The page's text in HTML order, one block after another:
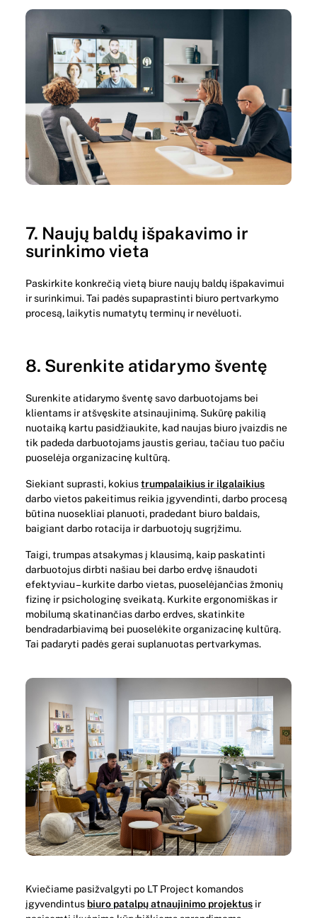
7. Naujų baldų išpakavimo ir
surinkimo vieta
Paskirkite konkrečią vietą biure naujų baldų išpakavimui
ir surinkimui. Tai padės supaprastinti biuro pertvarkymo
procesą, laikytis numatytų terminų ir nevėluoti.
8. Surenkite atidarymo šventę
Surenkite atidarymo šventę savo darbuotojams bei
klientams ir atšvęskite atsinaujinimą. Sukūrę pakilią
nuotaiką kartu pasidžiaukite, kad naujas biuro įvaizdis ne
tik padeda darbuotojams jaustis geriau, tačiau tuo pačiu
puoselėja organizacinę kultūrą.
Siekiant suprasti, kokiustrumpalaikius ir ilgalaikius
darbo vietos pakeitimus reikia įgyvendinti, darbo procesą
būtina nuosekliai planuoti, pradedant biuro baldais,
baigiant darbo rotacija ir darbuotojų sugrįžimu.
Taigi, trumpas atsakymas į klausimą, kaip paskatinti
darbuotojus dirbti našiau bei darbo erdvę išnaudoti
efektyviau – kurkite darbo vietas, puoselėjančias žmonių
fizinę ir psichologinę sveikatą. Kurkite ergonomiškas ir
mobilumą skatinančias darbo erdves, skatinkite
bendradarbiavimą bei puoselėkite organizacinę kultūrą.
Tai padaryti padės gerai suplanuotas pertvarkymas.
Kviečiame pasižvalgyti po LT Project komandos
įgyvendintus biuro patalpų atnaujinimo projektus ir